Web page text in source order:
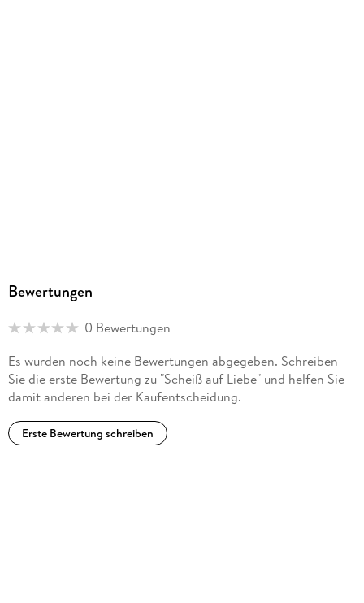
Bewertungen
0 Bewertungen
Es wurden noch keine Bewertungen abgegeben. Schreiben
Sie die erste Bewertung zu "Scheiß auf Liebe" und helfen Sie
damit anderen bei der Kaufentscheidung.
Erste Bewertung schreiben